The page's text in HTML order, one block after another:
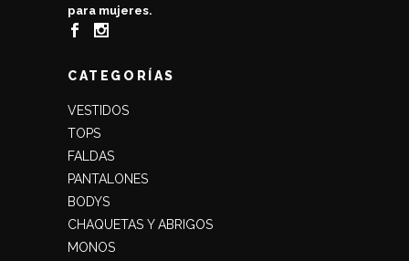
para mujeres.
CATEGORÍAS
VESTIDOS
TOPS
FALDAS
PANTALONES
BODYS
CHAQUETAS Y ABRIGOS
MONOS